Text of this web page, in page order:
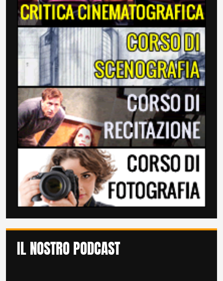
IL NOSTRO PODCAST